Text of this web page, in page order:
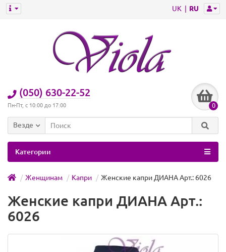
UK RU
(050) 630-22-52
Пн-Пт, с 10:00 до 17:00 0
Везде
Категории
Женщинам Капри Женские капри ДИАНА Арт.: 6026
Женские капри ДИАНА Арт.:
6026